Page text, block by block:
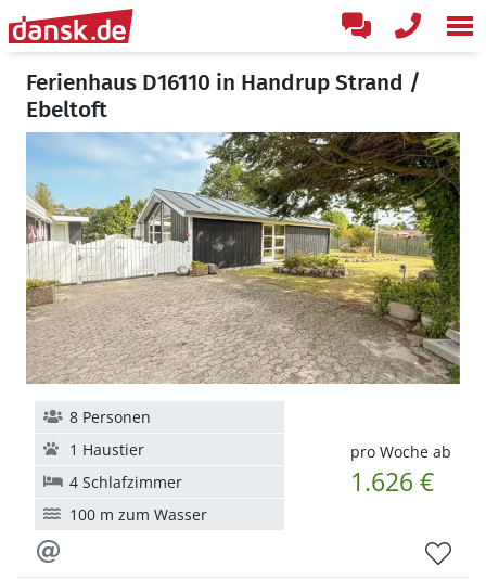
Ferienhaus D16110 in Handrup Strand /
Ebeltoft
pro Woche ab
1.626 €
8 Personen
1 Haustier
4 Schlafzimmer
100 m zum Wasser